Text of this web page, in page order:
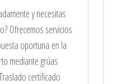
y necesitas
Ofrecemos servicios
oportuna en la
mediante grúas
certificado